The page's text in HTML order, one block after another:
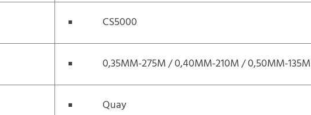
CS5000
0,35MM-275M / 0,40MM-210M / 0,50MM-135M
Quay